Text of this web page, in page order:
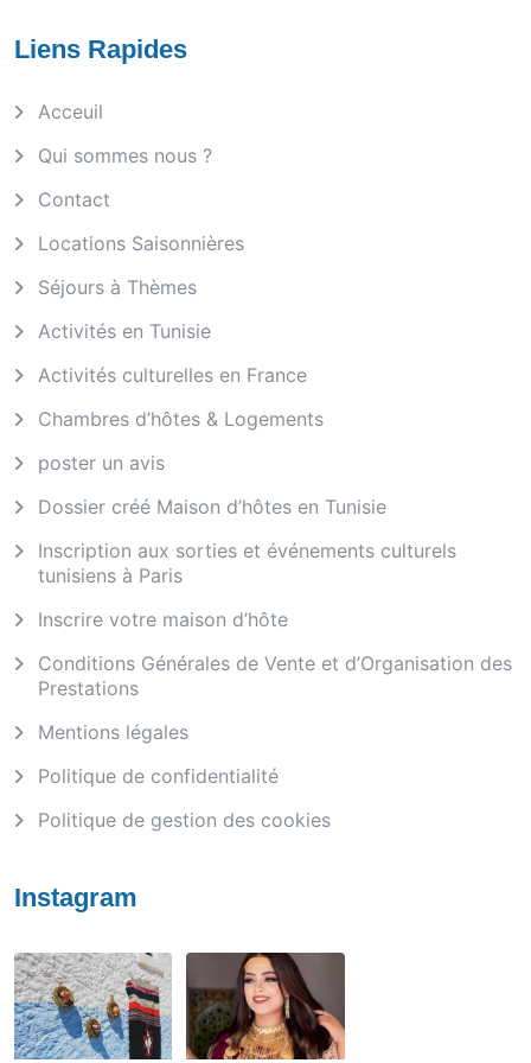
Liens Rapides
Acceuil
Qui sommes nous ?
Contact
Locations Saisonnières
Séjours à Thèmes
Activités en Tunisie
Activités culturelles en France
Chambres d’hôtes & Logements
poster un avis
Dossier créé Maison d’hôtes en Tunisie
Inscription aux sorties et événements culturels
tunisiens à Paris
Inscrire votre maison d’hôte
Conditions Générales de Vente et d’Organisation des
Prestations
Mentions légales
Politique de confidentialité
Politique de gestion des cookies
Instagram